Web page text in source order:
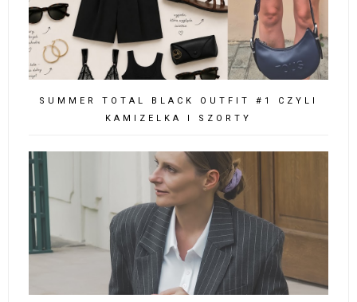
SUMMER TOTAL BLACK OUTFIT #1 CZYLI
KAMIZELKA I SZORTY